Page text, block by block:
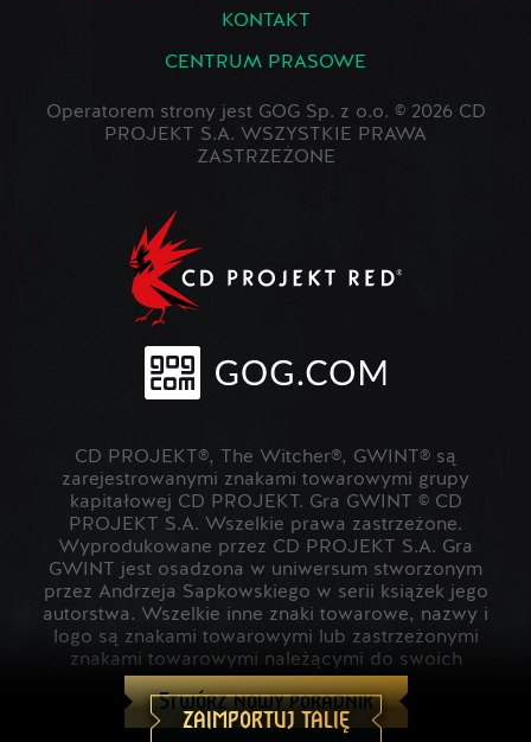
Stwórz nowy poradnik
ZAIMPORTUJ TALIĘ
KONTAKT
CENTRUM PRASOWE
Operatorem strony jest GOG Sp. z o.o. © 2026 CD
PROJEKT S.A. WSZYSTKIE PRAWA
ZASTRZEŻONE
CD PROJEKT®, The Witcher®, GWINT® są
zarejestrowanymi znakami towarowymi grupy
kapitałowej CD PROJEKT. Gra GWINT © CD
PROJEKT S.A. Wszelkie prawa zastrzeżone.
Wyprodukowane przez CD PROJEKT S.A. Gra
GWINT jest osadzona w uniwersum stworzonym
przez Andrzeja Sapkowskiego w serii książek jego
autorstwa. Wszelkie inne znaki towarowe, nazwy i
logo są znakami towarowymi lub zastrzeżonymi
znakami towarowymi należącymi do swoich
prawowitych właścicieli.